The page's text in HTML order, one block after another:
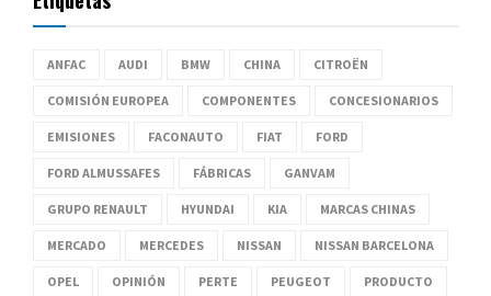
ANFAC AUDI BMW CHINA CITROËN
COMISIÓN EUROPEA COMPONENTES CONCESIONARIOS
EMISIONES FACONAUTO FIAT FORD
FORD ALMUSSAFES FÁBRICAS GANVAM
GRUPO RENAULT HYUNDAI KIA MARCAS CHINAS
MERCADO MERCEDES NISSAN NISSAN BARCELONA
OPEL OPINIÓN PERTE PEUGEOT PRODUCTO